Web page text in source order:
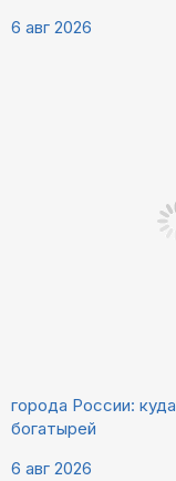
6 авг 2026
города России:
богатырей
6 авг 2026